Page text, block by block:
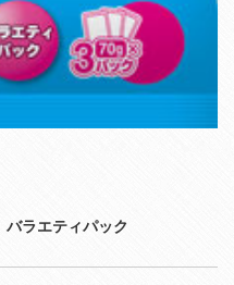
ラエティパック